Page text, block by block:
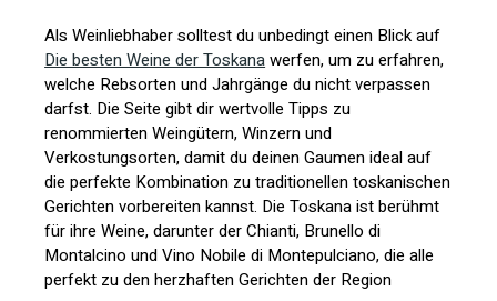
Als Weinliebhaber solltest du unbedingt einen Blick auf
Die besten Weine der Toskanawerfen, um zu erfahren,
welche Rebsorten und Jahrgänge du nicht verpassen
darfst. Die Seite gibt dir wertvolle Tipps zu
renommierten Weingütern, Winzern und
Verkostungsorten, damit du deinen Gaumen ideal auf
die perfekte Kombination zu traditionellen toskanischen
Gerichten vorbereiten kannst. Die Toskana ist berühmt
für ihre Weine, darunter der Chianti, Brunello di
Montalcino und Vino Nobile di Montepulciano, die alle
perfekt zu den herzhaften Gerichten der Region